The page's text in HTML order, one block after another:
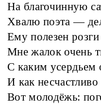
На благочинную
Хвалю поэта —
Ему полезен розги
Мне жалок очень
С каким усердьем
И как несчастливо
Вот молодёжь: